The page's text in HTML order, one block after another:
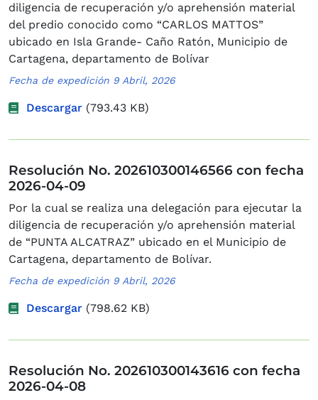
diligencia de recuperación y/o aprehensión material
del predio conocido como “CARLOS MATTOS”
ubicado en Isla Grande- Caño Ratón, Municipio de
Cartagena, departamento de Bolívar
Fecha de expedición 9 Abril, 2026
Descargar (793.43 KB)
Resolución No. 202610300146566 con fecha
2026-04-09
Por la cual se realiza una delegación para ejecutar la
diligencia de recuperación y/o aprehensión material
de “PUNTA ALCATRAZ” ubicado en el Municipio de
Cartagena, departamento de Bolívar.
Fecha de expedición 9 Abril, 2026
Descargar (798.62 KB)
Resolución No. 202610300143616 con fecha
2026-04-08